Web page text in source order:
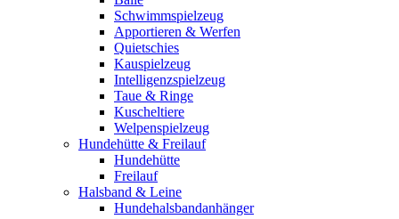
Schwimmspielzeug
Apportieren & Werfen
Quietschies
Kauspielzeug
Intelligenzspielzeug
Taue & Ringe
Kuscheltiere
Welpenspielzeug
Hundehütte & Freilauf
Hundehütte
Freilauf
Halsband & Leine
Hundehalsbandanhänger